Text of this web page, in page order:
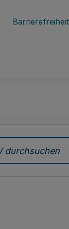
Barrierefreiheit